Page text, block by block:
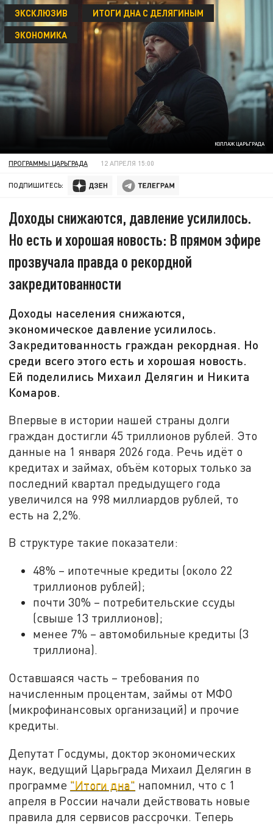
КОЛЛАЖ ЦАРЬГРАДА
ЭКСКЛЮЗИВ
ИТОГИ ДНА С ДЕЛЯГИНЫМ
ЭКОНОМИКА
ПРОГРАММЫ ЦАРЬГРАДА 12 АПРЕЛЯ 15:00
ПОДПИШИТЕСЬ:
Доходы снижаются, давление усилилось.
Но есть и хорошая новость: В прямом эфире
прозвучала правда о рекордной
закредитованности
Доходы населения снижаются,
экономическое давление усилилось.
Закредитованность граждан рекордная. Но
среди всего этого есть и хорошая новость.
Ей поделились Михаил Делягин и Никита
Комаров.
Впервые в истории нашей страны долги
граждан достигли 45 триллионов рублей. Это
данные на 1 января 2026 года. Речь идёт о
кредитах и займах, объём которых только за
последний квартал предыдущего года
увеличился на 998 миллиардов рублей, то
есть на 2,2%.
В структуре такие показатели:
48% – ипотечные кредиты (около 22
триллионов рублей);
почти 30% – потребительские ссуды
(свыше 13 триллионов);
менее 7% – автомобильные кредиты (3
триллиона).
Оставшаяся часть – требования по
начисленным процентам, займы от МФО
(микрофинансовых организаций) и прочие
кредиты.
Депутат Госдумы, доктор экономических
наук, ведущий Царьграда Михаил Делягин в
программе "Итоги дна" напомнил, что с 1
апреля в России начали действовать новые
правила для сервисов рассрочки. Теперь